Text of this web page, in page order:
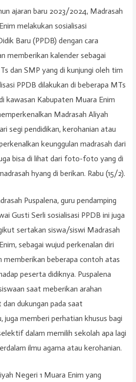
ajaran baru 2023/2024, Madrasah
melakukan sosialisasi
Baru (PPDB) dengan cara
memberikan kalender sebagai
dan SMP yang di kunjungi oleh tim
PPDB dilakukan di beberapa MTs
kawasan Kabupaten Muara Enim
Madrasah Aliyah
segi pendidikan, kerohanian atau
keunggulan madrasah dari
bisa di lihat dari foto-foto yang di
hyang di berikan. Rabu (15/2).
Puspalena, guru pendamping
Gusti Serli sosialisasi PPDB ini juga
sertakan siswa/siswi Madrasah
sebagai wujud perkenalan diri
memberikan beberapa contoh atas
peserta didiknya. Puspalena
saat meberikan arahan
dukungan pada saat
juga memberi perhatian khusus bagi
dalam memilih sekolah apa lagi
ilmu agama atau kerohanian.
Negeri 1 Muara Enim yang